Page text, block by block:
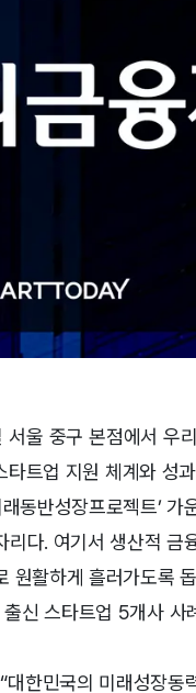
울 중구 본점에서 우
트업 지원 체계와 성
동반성장프로젝트’
다. 여기서 생산적 금
원활하게 흘러가도록
신 스타트업 5개사 사
한민국의 미래성장